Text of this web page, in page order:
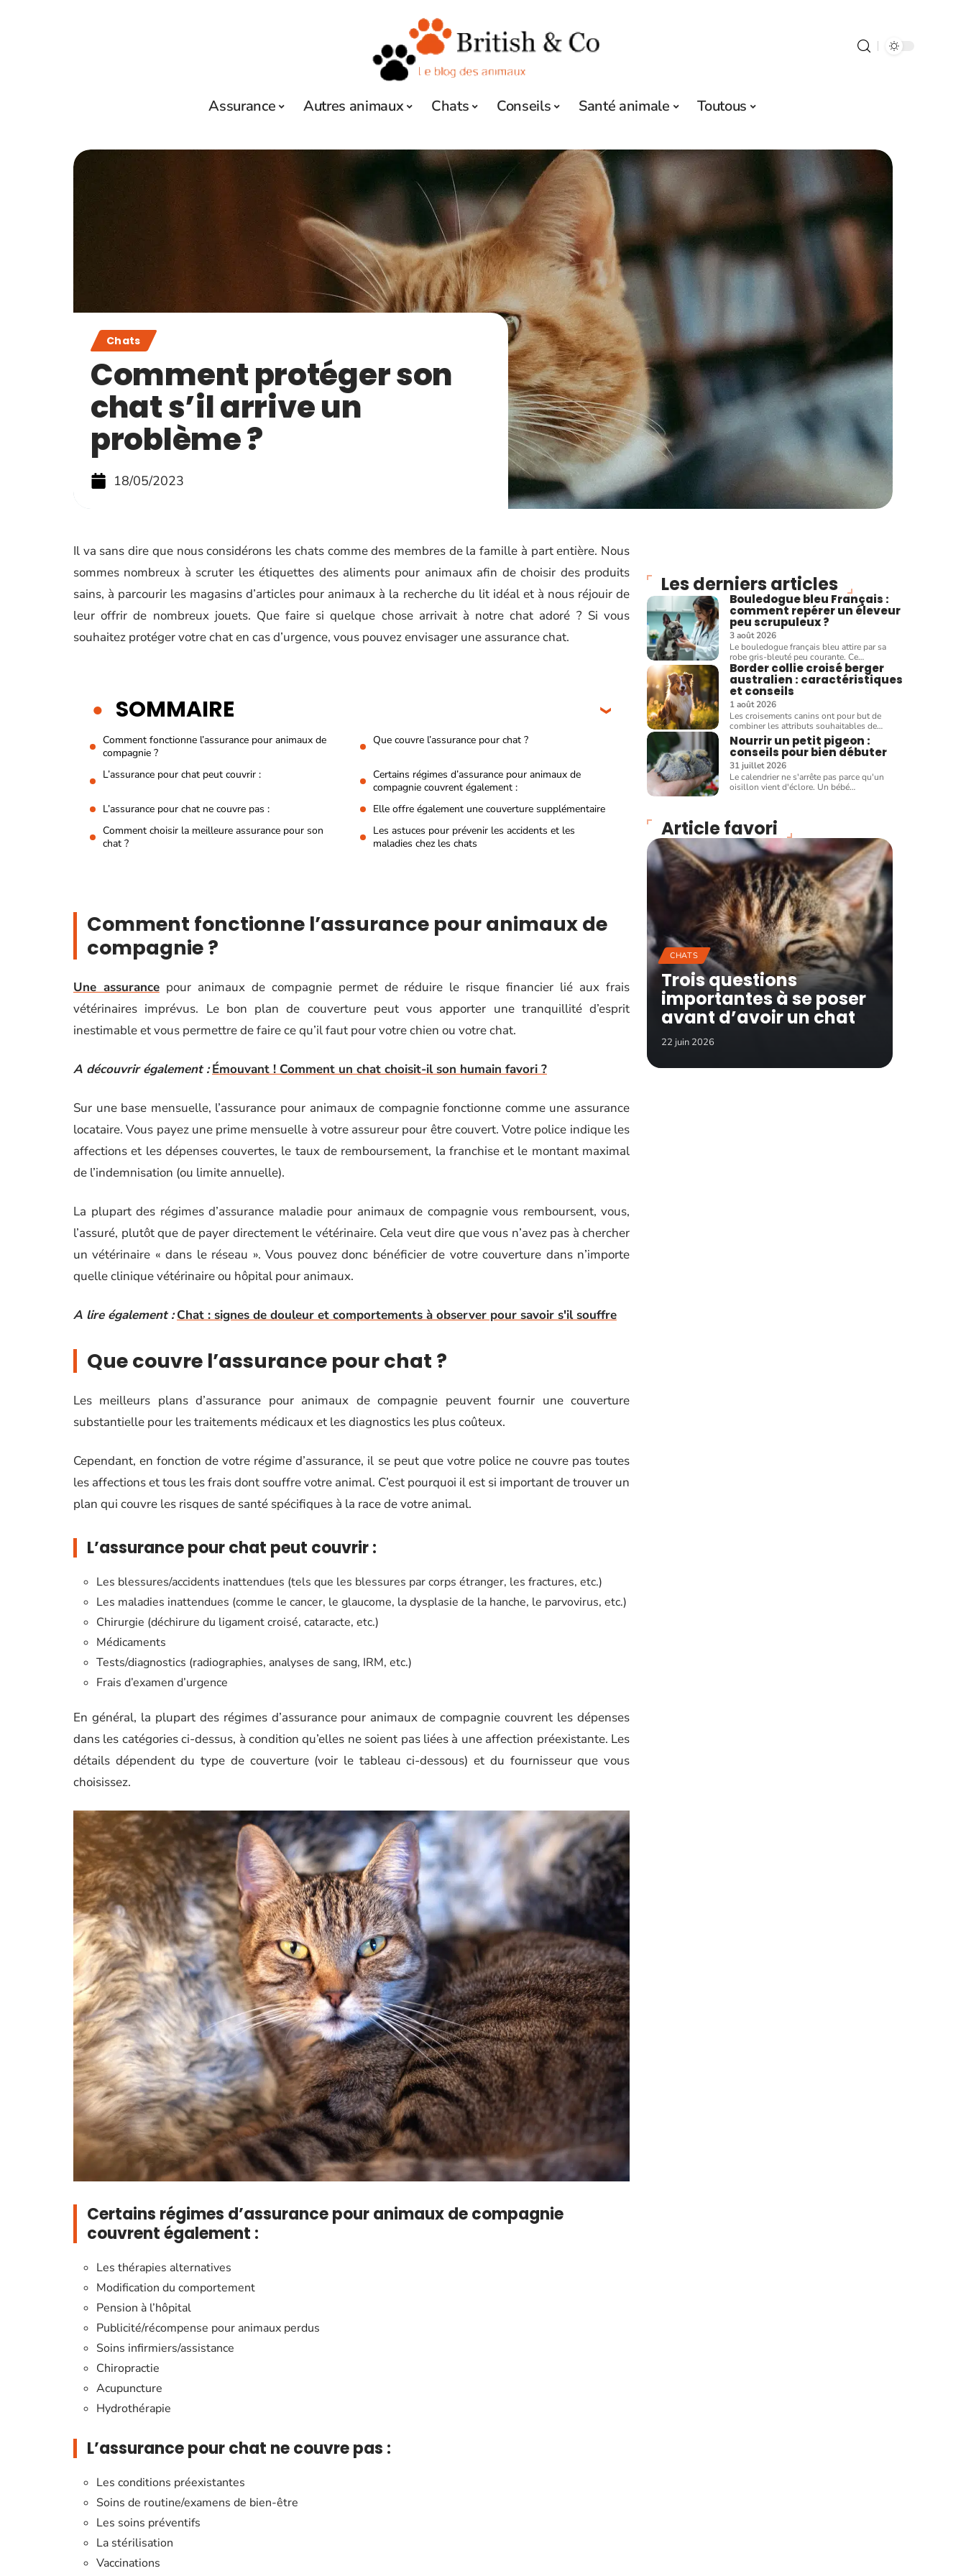
Assurance Autres animaux Chats Conseils Santé animale Toutous
Chats
Comment protéger son
chat s’il arrive un
problème ?
18/05/2023
Il va sans dire que nous considérons les chats comme des membres de la famille à part entière. Nous
sommes nombreux à scruter les étiquettes des aliments pour animaux afin de choisir des produits
sains, à parcourir les magasins d’articles pour animaux à la recherche du lit idéal et à nous réjouir de
leur offrir de nombreux jouets. Que faire si quelque chose arrivait à notre chat adoré ? Si vous
souhaitez protéger votre chat en cas d’urgence, vous pouvez envisager une assurance chat.
SOMMAIRE
Comment fonctionne l’assurance pour animaux de
compagnie ?
Que couvre l’assurance pour chat ?
L’assurance pour chat peut couvrir :
Certains régimes d’assurance pour animaux de
compagnie couvrent également :
L’assurance pour chat ne couvre pas :
Elle offre également une couverture supplémentaire
Comment choisir la meilleure assurance pour son
chat ?
Les astuces pour prévenir les accidents et les
maladies chez les chats
Comment fonctionne l’assurance pour animaux de
compagnie ?
Une assurancepour animaux de compagnie permet de réduire le risque financier lié aux frais
vétérinaires imprévus. Le bon plan de couverture peut vous apporter une tranquillité d’esprit
inestimable et vous permettre de faire ce qu’il faut pour votre chien ou votre chat.
A découvrir également : Émouvant ! Comment un chat choisit-il son humain favori ?
Sur une base mensuelle, l’assurance pour animaux de compagnie fonctionne comme une assurance
locataire. Vous payez une prime mensuelle à votre assureur pour être couvert. Votre police indique les
affections et les dépenses couvertes, le taux de remboursement, la franchise et le montant maximal
de l’indemnisation (ou limite annuelle).
La plupart des régimes d’assurance maladie pour animaux de compagnie vous remboursent, vous,
l’assuré, plutôt que de payer directement le vétérinaire. Cela veut dire que vous n’avez pas à chercher
un vétérinaire « dans le réseau ». Vous pouvez donc bénéficier de votre couverture dans n’importe
quelle clinique vétérinaire ou hôpital pour animaux.
A lire également : Chat : signes de douleur et comportements à observer pour savoir s'il souffre
Que couvre l’assurance pour chat ?
Les meilleurs plans d’assurance pour animaux de compagnie peuvent fournir une couverture
substantielle pour les traitements médicaux et les diagnostics les plus coûteux.
Cependant, en fonction de votre régime d’assurance, il se peut que votre police ne couvre pas toutes
les affections et tous les frais dont souffre votre animal. C’est pourquoi il est si important de trouver un
plan qui couvre les risques de santé spécifiques à la race de votre animal.
L’assurance pour chat peut couvrir :
Les blessures/accidents inattendues (tels que les blessures par corps étranger, les fractures, etc.)
Les maladies inattendues (comme le cancer, le glaucome, la dysplasie de la hanche, le parvovirus, etc.)
Chirurgie (déchirure du ligament croisé, cataracte, etc.)
Médicaments
Tests/diagnostics (radiographies, analyses de sang, IRM, etc.)
Frais d’examen d’urgence
En général, la plupart des régimes d’assurance pour animaux de compagnie couvrent les dépenses
dans les catégories ci-dessus, à condition qu’elles ne soient pas liées à une affection préexistante. Les
détails dépendent du type de couverture (voir le tableau ci-dessous) et du fournisseur que vous
choisissez.
Certains régimes d’assurance pour animaux de compagnie
couvrent également :
Les thérapies alternatives
Modification du comportement
Pension à l’hôpital
Publicité/récompense pour animaux perdus
Soins infirmiers/assistance
Chiropractie
Acupuncture
Hydrothérapie
L’assurance pour chat ne couvre pas :
Les conditions préexistantes
Soins de routine/examens de bien-être
Les soins préventifs
La stérilisation
Vaccinations
Les derniers articles
Bouledogue bleu Français :
comment repérer un éleveur
peu scrupuleux ?
3 août 2026
Le bouledogue français bleu attire par sa
robe gris-bleuté peu courante. Ce…
Border collie croisé berger
australien : caractéristiques
et conseils
1 août 2026
Les croisements canins ont pour but de
combiner les attributs souhaitables de…
Nourrir un petit pigeon :
conseils pour bien débuter
31 juillet 2026
Le calendrier ne s'arrête pas parce qu'un
oisillon vient d'éclore. Un bébé…
Article favori
CHATS
Trois questions
importantes à se poser
avant d’avoir un chat
22 juin 2026